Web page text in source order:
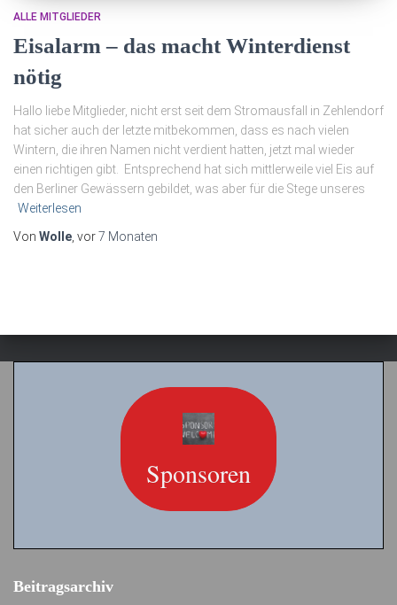
ALLE MITGLIEDER
Eisalarm – das macht Winterdienst
nötig
Hallo liebe Mitglieder, nicht erst seit dem Stromausfall in Zehlendorf
hat sicher auch der letzte mitbekommen, dass es nach vielen
Wintern, die ihren Namen nicht verdient hatten, jetzt mal wieder
einen richtigen gibt. Entsprechend hat sich mittlerweile viel Eis auf
den Berliner Gewässern gebildet, was aber für die Stege unseres
Weiterlesen
Von Wolle , vor7 Monaten
Sponsoren
Beitragsarchiv